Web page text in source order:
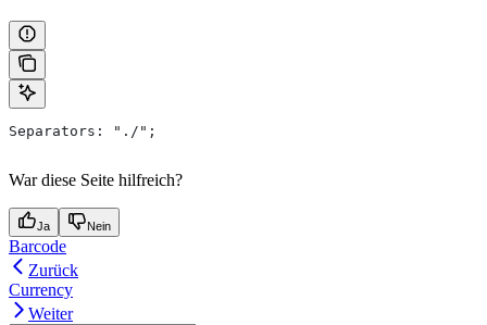
Separators: "./";
War diese Seite hilfreich?
Ja Nein
Barcode
Zurück
Currency
Weiter